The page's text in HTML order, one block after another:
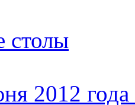
столы
2012